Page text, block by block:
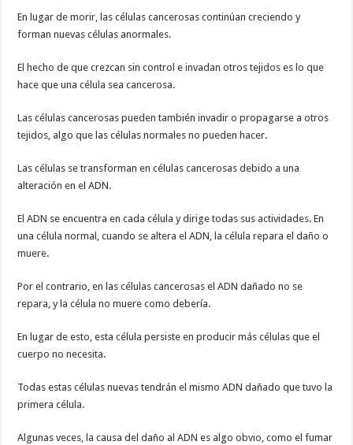
En lugar de morir, las células cancerosas continúan creciendo y
forman nuevas células anormales.
El hecho de que crezcan sin control e invadan otros tejidos es lo que
hace que una célula sea cancerosa.
Las células cancerosas pueden también invadir o propagarse a otros
tejidos, algo que las células normales no pueden hacer.
Las células se transforman en células cancerosas debido a una
alteración en el ADN.
El ADN se encuentra en cada célula y dirige todas sus actividades. En
una célula normal, cuando se altera el ADN, la célula repara el daño o
muere.
Por el contrario, en las células cancerosas el ADN dañado no se
repara, y la célula no muere como debería.
En lugar de esto, esta célula persiste en producir más células que el
cuerpo no necesita.
Todas estas células nuevas tendrán el mismo ADN dañado que tuvo la
primera célula.
Algunas veces, la causa del daño al ADN es algo obvio, como el fumar